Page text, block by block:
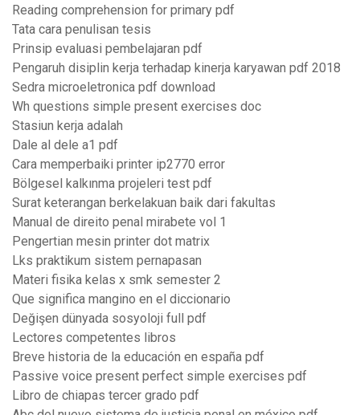
Reading comprehension for primary pdf
Tata cara penulisan tesis
Prinsip evaluasi pembelajaran pdf
Pengaruh disiplin kerja terhadap kinerja karyawan pdf 2018
Sedra microeletronica pdf download
Wh questions simple present exercises doc
Stasiun kerja adalah
Dale al dele a1 pdf
Cara memperbaiki printer ip2770 error
Bölgesel kalkınma projeleri test pdf
Surat keterangan berkelakuan baik dari fakultas
Manual de direito penal mirabete vol 1
Pengertian mesin printer dot matrix
Lks praktikum sistem pernapasan
Materi fisika kelas x smk semester 2
Que significa mangino en el diccionario
Değişen dünyada sosyoloji full pdf
Lectores competentes libros
Breve historia de la educación en españa pdf
Passive voice present perfect simple exercises pdf
Libro de chiapas tercer grado pdf